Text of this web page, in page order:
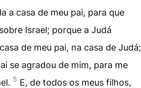
a casa de meu pai, para que
Israel; porque a Judá
de meu pai, na casa de Judá;
se agradou de mim, para me
5 E, de todos os meus filhos,